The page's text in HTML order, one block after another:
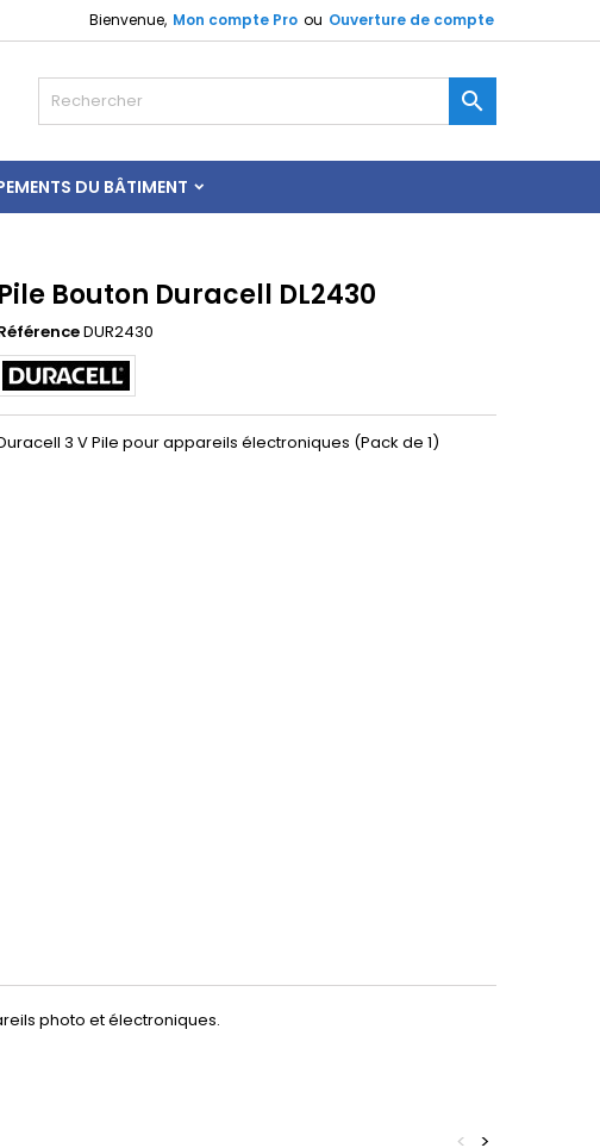
Bienvenue, Mon compte Pro ou Ouverture de compte

DU BÂTIMENT
Pile Bouton Duracell DL2430
DUR2430
3 V Pile pour appareils électroniques (Pack de 1)
photo et électroniques.
>
<